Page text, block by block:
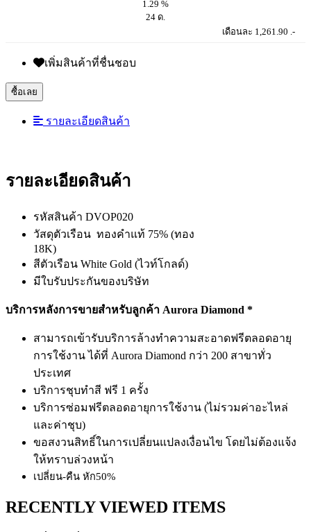
1.29 %
24 ด.
เดือนละ 1,261.90 .-
เพิ่มสินค้าที่ชื่นชอบ
ซื้อเลย
รายละเอียดสินค้า
รายละเอียดสินค้า
รหัสสินค้า DVOP020
วัสดุตัวเรือน ทองคำแท้ 75% (ทอง
18K)
สีตัวเรือน White Gold (ไวท์โกลด์)
มีใบรับประกันของบริษัท
บริการหลังการขายสำหรับลูกค้า Aurora Diamond *
สามารถเข้ารับบริการล้างทำความสะอาดฟรีตลอดอายุ
การใช้งาน ได้ที่ Aurora Diamond กว่า 200 สาขาทั่ว
ประเทศ
บริการชุบทำสี ฟรี 1 ครั้ง
บริการซ่อมฟรีตลอดอายุการใช้งาน (ไม่รวมค่าอะไหล่
และค่าชุบ)
ขอสงวนสิทธิ์ในการเปลี่ยนแปลงเงื่อนไข โดยไม่ต้องแจ้ง
ให้ทราบล่วงหน้า
เปลี่ยน-คืน หัก50%
RECENTLY VIEWED ITEMS